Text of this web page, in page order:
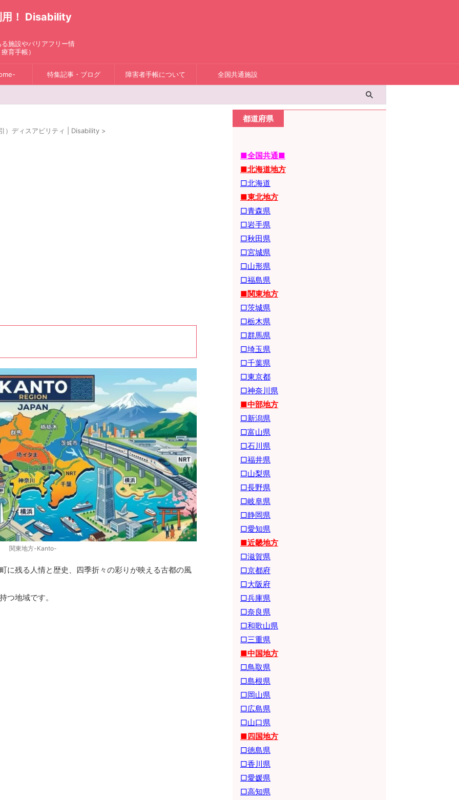
用！ Disability
施設やバリアフリー情
育手帳）
特集記事・ブログ 障害者手帳について 全国共通施設
）ディスアビリティ | Disability >
関東地方-Kanto-
に残る人情と歴史、四季折々の彩りが映える古都の風
つ地域です。
都道府県
■全国共通■
■北海道地方
□北海道
■東北地方
□青森県
□岩手県
□秋田県
□宮城県
□山形県
□福島県
■関東地方
□茨城県
□栃木県
□群馬県
□埼玉県
□千葉県
□東京都
□神奈川県
■中部地方
□新潟県
□富山県
□石川県
□福井県
□山梨県
□長野県
□岐阜県
□静岡県
□愛知県
■近畿地方
□滋賀県
□京都府
□大阪府
□兵庫県
□奈良県
□和歌山県
□三重県
■中国地方
□鳥取県
□島根県
□岡山県
□広島県
□山口県
■四国地方
□徳島県
□香川県
□愛媛県
□高知県